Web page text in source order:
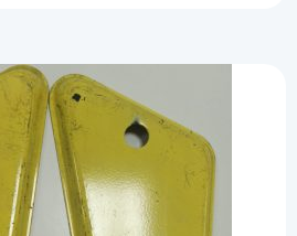
para
Mobylette
cantidad